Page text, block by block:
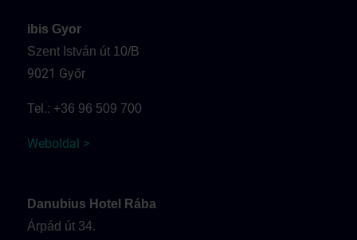
ibis Gyor
Szent István út 10/B
9021 Győr
Tel.: +36 96 509 700
Weboldal >
Danubius Hotel Rába
Árpád út 34.